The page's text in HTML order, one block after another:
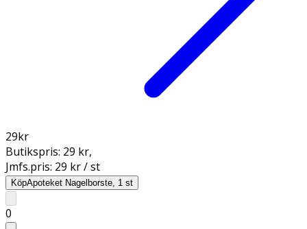
29kr
Butikspris: 29 kr,
Jmfs.pris: 29 kr / st
KöpApoteket Nagelborste, 1 st
0